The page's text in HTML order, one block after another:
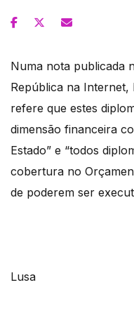
Numa nota publicada
República na
refere que estes
dimensão financeira
Estado” e “todos
cobertura no
de poderem ser
Lusa